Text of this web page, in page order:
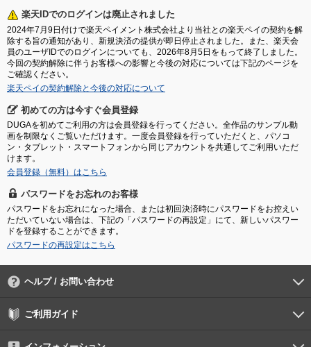
楽天IDでのログインは廃止されました
2024年7月9日付けで楽天ペイメント株式会社より当社との楽天ペイの契約を解
除する旨の通知があり、新規決済の提供が即日停止されました。また、楽天会
員のユーザIDでのログインについても、2026年8月5日をもって終了しました。
今回の契約解除に伴うお客様への影響と今後の対応については下記のページを
ご確認ください。
楽天ペイの契約解除と今後の対応について
初めての方は今すぐ会員登録
DUGAを初めてご利用の方は会員登録を行ってください。全作品のサンプル動
画を制限なくご覧いただけます。一度会員登録を行っていただくと、パソコ
ン・タブレット・スマートフォンから同じアカウントを共通してご利用いただ
けます。
会員登録（無料）はこちら
パスワードをお忘れのお客様
パスワードをお忘れになった場合、または初回決済時にパスワードをお控えい
ただいていない場合は、下記の「パスワードの再設定」にて、新しいパスワー
ドを登録することができます。
パスワードの再設定はこちら
ヘルプ / お問い合わせ
よくあるご質問
ご利用環境
お支払い方法
パスワードの再設定
サポートセンター
ご利用ガイド